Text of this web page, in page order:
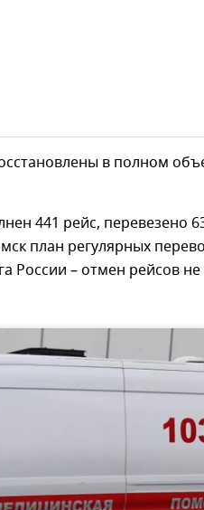
в полном
441 рейс, перевезено
план регулярных
России – отмен рейсов не